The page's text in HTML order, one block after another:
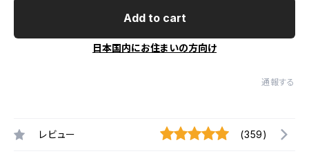
Add to cart
日本国内にお住まいの方向け
通報する
レビュー (359)